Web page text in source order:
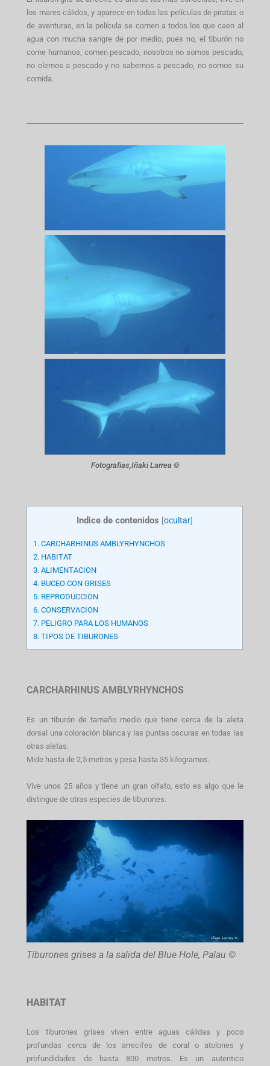
los mares cálidos, y aparece en todas las películas de piratas o
de aventuras, en la película se comen a todos los que caen al
agua con mucha sangre de por medio, pues no, el tiburón no
come humanos, comen pescado, nosotros no somos pescado,
no olemos a pescado y no sabemos a pescado, no somos su
comida.
Fotografias,Iñaki Larrea ©
Indice de contenidos [ocultar]
1. CARCHARHINUS AMBLYRHYNCHOS
2. HABITAT
3. ALIMENTACION
4. BUCEO CON GRISES
5. REPRODUCCION
6. CONSERVACION
7. PELIGRO PARA LOS HUMANOS
8. TIPOS DE TIBURONES
CARCHARHINUS AMBLYRHYNCHOS
Es un tiburón de tamaño medio que tiene cerca de la aleta
dorsal una coloración blanca y las puntas oscuras en todas las
otras aletas.
Mide hasta de 2,5 metros y pesa hasta 35 kilogramos.
Vive unos 25 años y tiene un gran olfato, esto es algo que le
distingue de otras especies de tiburones.
Tiburones grises a la salida del Blue Hole, Palau ©
HABITAT
Los tiburones grises viven entre aguas cálidas y poco
profundas cerca de los arrecifes de coral o atolones y
profundidades de hasta 800 metros. Es un autentico